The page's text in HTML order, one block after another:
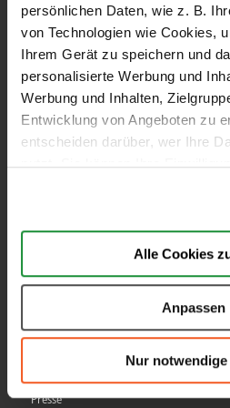
persönlichen Daten, wie z. B.
von Technologien wie Cookies,
Ihrem Gerät zu speichern und
personalisierte Werbung und
Werbung und Inhalten,
Entwicklung von Angeboten zu
entscheiden darüber, wer Ihre
nutzt. Sie können Ihre
Trigger Symbol ändern oder
Wenn Sie es erlauben, würden
Informationen über Ihre
Ihr Gerät durch aktives
Merkmalen (Fingerprinting)
Erfahren Sie mehr darüber, wie
verarbeitet werden, und legen
Alle Cookies
Anpassen
Nur
Google Sterne
Top Auszeichnungen
Schlichtungsverfahren
All-In-One Funktion
Preise & Leistungen
Über uns
Partner
Presse